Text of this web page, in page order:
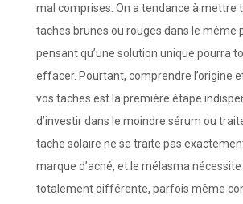
mal comprises. On a tendance à mettre
taches brunes ou rouges dans le même
pensant qu’une solution unique pourra
effacer. Pourtant, comprendre l’origine
vos taches est la première étape
d’investir dans le moindre sérum ou
tache solaire ne se traite pas
marque d’acné, et le mélasma
totalement différente, parfois même